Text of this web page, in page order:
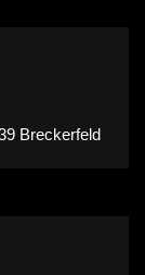
Breckerfeld